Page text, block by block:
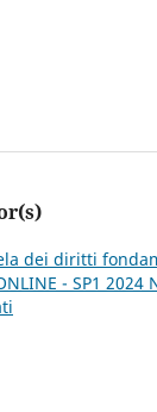
dei diritti
- SP1